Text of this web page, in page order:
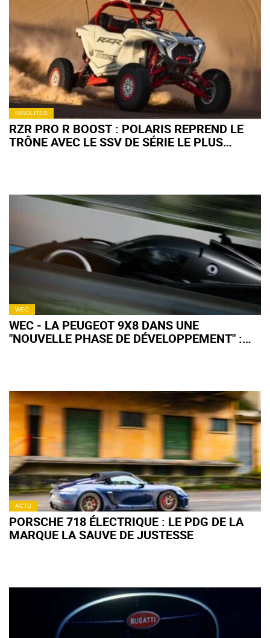
(+ IMAGES)
INSOLITES
RZR PRO R BOOST : POLARIS REPREND LE
TRÔNE AVEC LE SSV DE SÉRIE LE PLUS
WEC
WEC - LA PEUGEOT 9X8 DANS UNE
"NOUVELLE PHASE DE DÉVELOPPEMENT" :
ACTU
PORSCHE 718 ÉLECTRIQUE : LE PDG DE LA
MARQUE LA SAUVE DE JUSTESSE